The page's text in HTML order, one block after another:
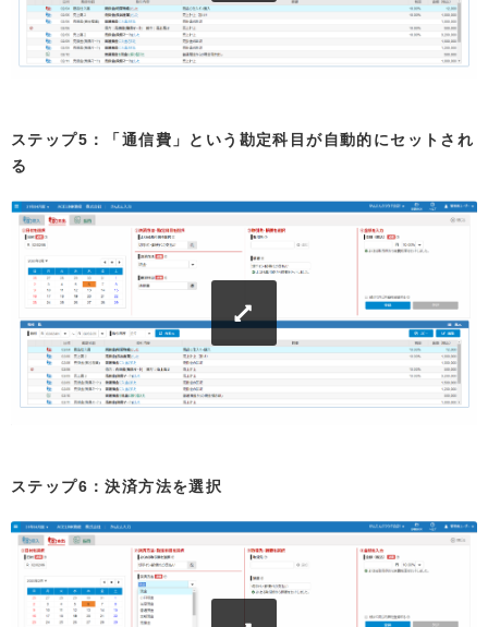
ステップ5：「通信費」という勘定科目が自動的にセットされ
る
ステップ6：決済方法を選択